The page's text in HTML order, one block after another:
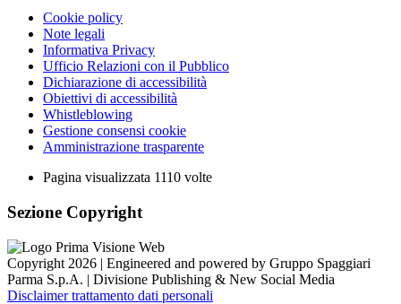
Cookie policy
Note legali
Informativa Privacy
Ufficio Relazioni con il Pubblico
Dichiarazione di accessibilità
Obiettivi di accessibilità
Whistleblowing
Gestione consensi cookie
Amministrazione trasparente
Pagina visualizzata 1110 volte
Sezione Copyright
Copyright 2026 | Engineered and powered by Gruppo Spaggiari
Parma S.p.A. | Divisione Publishing & New Social Media
Disclaimer trattamento dati personali